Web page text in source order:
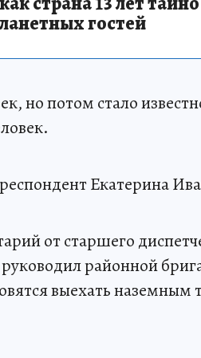
гостей
но потом стало
Екатерина
от старшего
районной
выехать наземным